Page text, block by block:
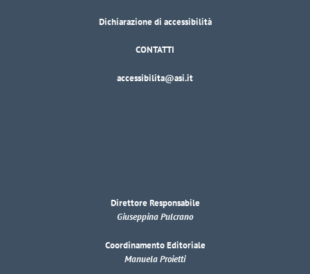
Dichiarazione di accessibilità
CONTATTI
accessibilita@asi.it
Direttore Responsabile
Giuseppina Pulcrano
Coordinamento Editoriale
Manuela Proietti